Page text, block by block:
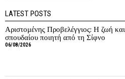
LATEST POSTS
Αριστομένης Προβελέγγιος: Η ζωή
σπουδαίου ποιητή από τη Σίφνο
06/08/2026